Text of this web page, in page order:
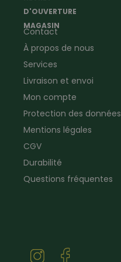
Ramoneur
Vêtements de signalisation
Jardinage
Plombier
Electricien
Vêtements d'entreprise
D'OUVERTURE
MAGASIN
Contact
À propos de nous
Services
Livraison et envoi
Mon compte
Protection des données
Mentions légales
CGV
Durabilité
Questions fréquentes